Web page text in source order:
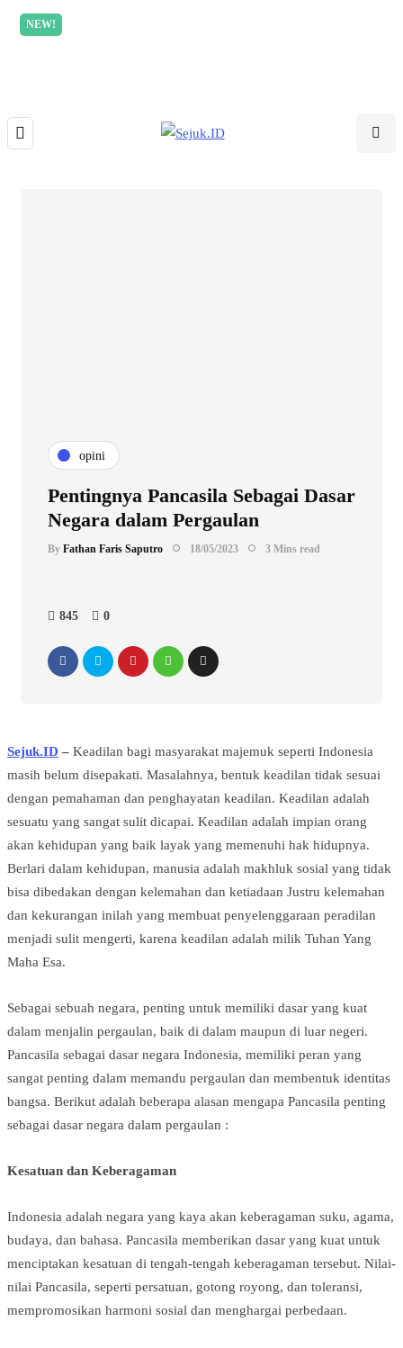
NEW!
opini
Pentingnya Pancasila Sebagai Dasar
Negara dalam Pergaulan
By Fathan Faris Saputro 18/05/2023 3 Mins read
845 0
Sejuk.ID – Keadilan bagi masyarakat majemuk seperti Indonesia
masih belum disepakati. Masalahnya, bentuk keadilan tidak sesuai
dengan pemahaman dan penghayatan keadilan. Keadilan adalah
sesuatu yang sangat sulit dicapai. Keadilan adalah impian orang
akan kehidupan yang baik layak yang memenuhi hak hidupnya.
Berlari dalam kehidupan, manusia adalah makhluk sosial yang tidak
bisa dibedakan dengan kelemahan dan ketiadaan Justru kelemahan
dan kekurangan inilah yang membuat penyelenggaraan peradilan
menjadi sulit mengerti, karena keadilan adalah milik Tuhan Yang
Maha Esa.
Sebagai sebuah negara, penting untuk memiliki dasar yang kuat
dalam menjalin pergaulan, baik di dalam maupun di luar negeri.
Pancasila sebagai dasar negara Indonesia, memiliki peran yang
sangat penting dalam memandu pergaulan dan membentuk identitas
bangsa. Berikut adalah beberapa alasan mengapa Pancasila penting
sebagai dasar negara dalam pergaulan :
Kesatuan dan Keberagaman
Indonesia adalah negara yang kaya akan keberagaman suku, agama,
budaya, dan bahasa. Pancasila memberikan dasar yang kuat untuk
menciptakan kesatuan di tengah-tengah keberagaman tersebut. Nilai-
nilai Pancasila, seperti persatuan, gotong royong, dan toleransi,
mempromosikan harmoni sosial dan menghargai perbedaan.